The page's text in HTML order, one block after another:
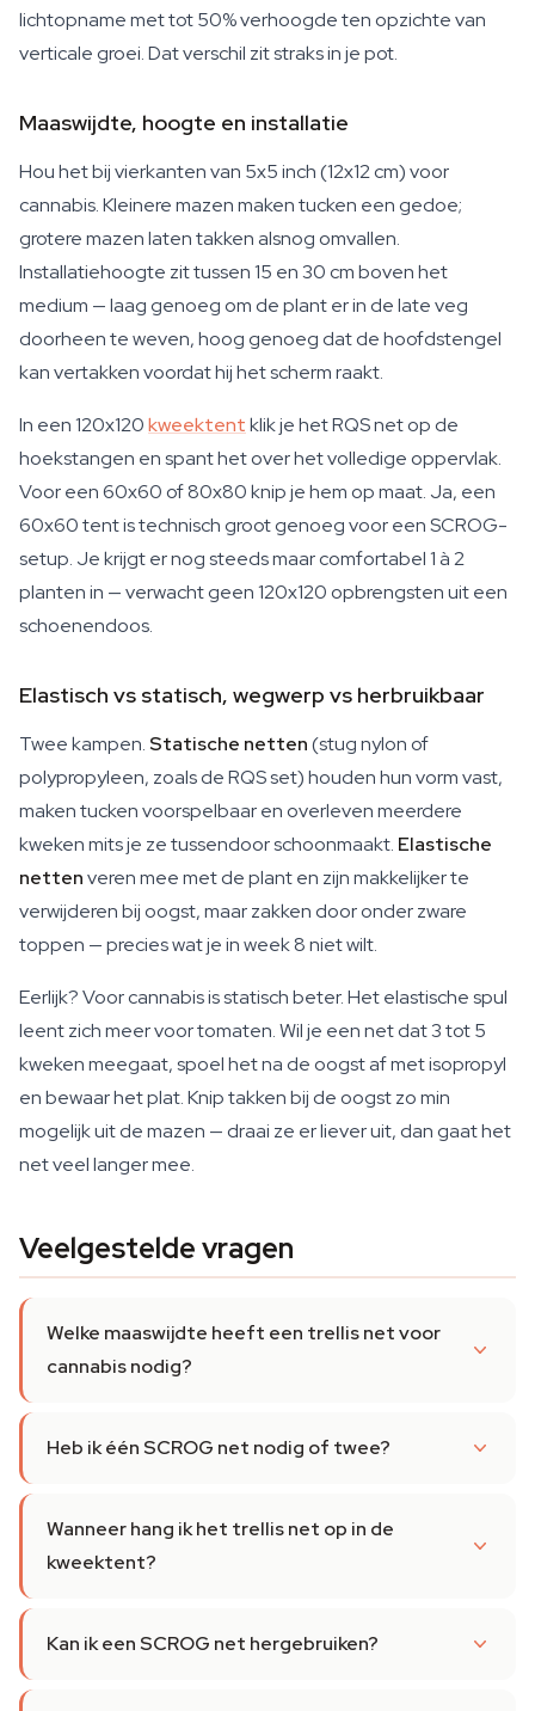
lichtopname met tot 50% verhoogde ten opzichte van
verticale groei. Dat verschil zit straks in je pot.
Maaswijdte, hoogte en installatie
Hou het bij vierkanten van 5x5 inch (12x12 cm) voor
cannabis. Kleinere mazen maken tucken een gedoe;
grotere mazen laten takken alsnog omvallen.
Installatiehoogte zit tussen 15 en 30 cm boven het
medium — laag genoeg om de plant er in de late veg
doorheen te weven, hoog genoeg dat de hoofdstengel
kan vertakken voordat hij het scherm raakt.
In een 120x120kweektentklik je het RQS net op de
hoekstangen en spant het over het volledige oppervlak.
Voor een 60x60 of 80x80 knip je hem op maat. Ja, een
60x60 tent is technisch groot genoeg voor een SCROG-
setup. Je krijgt er nog steeds maar comfortabel 1 à 2
planten in — verwacht geen 120x120 opbrengsten uit een
schoenendoos.
Elastisch vs statisch, wegwerp vs herbruikbaar
Twee kampen. Statische netten(stug nylon of
polypropyleen, zoals de RQS set) houden hun vorm vast,
maken tucken voorspelbaar en overleven meerdere
kweken mits je ze tussendoor schoonmaakt. Elastische
nettenveren mee met de plant en zijn makkelijker te
verwijderen bij oogst, maar zakken door onder zware
toppen — precies wat je in week 8 niet wilt.
Eerlijk? Voor cannabis is statisch beter. Het elastische spul
leent zich meer voor tomaten. Wil je een net dat 3 tot 5
kweken meegaat, spoel het na de oogst af met isopropyl
en bewaar het plat. Knip takken bij de oogst zo min
mogelijk uit de mazen — draai ze er liever uit, dan gaat het
net veel langer mee.
Veelgestelde vragen
Welke maaswijdte heeft een trellis net voor
cannabis nodig?
Heb ik één SCROG net nodig of twee?
Wanneer hang ik het trellis net op in de
kweektent?
Kan ik een SCROG net hergebruiken?